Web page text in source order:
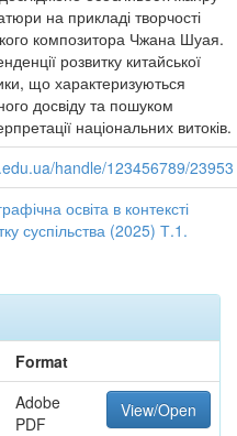
на прикладі творчості
композитора Чжана Шуая.
розвитку китайської
що характеризуються
досвіду та пошуком
національних витоків.
handle/123456789/23953
освіта в контексті
суспільства (2025) Т.1.
Format
Adobe
PDF
View/Open